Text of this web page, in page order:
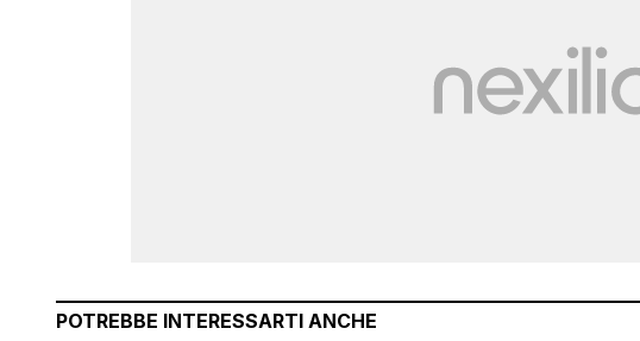
POTREBBE INTERESSARTI ANCHE